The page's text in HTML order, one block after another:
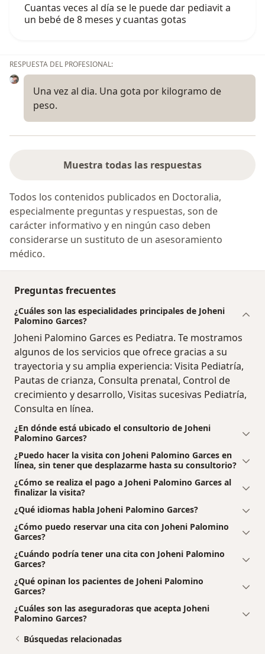
Cuantas veces al día se le puede dar pediavit a
un bebé de 8 meses y cuantas gotas
RESPUESTA DEL PROFESIONAL:
Una vez al dia. Una gota por kilogramo de
peso.
Muestra todas las respuestas
Todos los contenidos publicados en Doctoralia,
especialmente preguntas y respuestas, son de
carácter informativo y en ningún caso deben
considerarse un sustituto de un asesoramiento
médico.
Preguntas frecuentes
¿Cuáles son las especialidades principales de Joheni
Palomino Garces?
Joheni Palomino Garces es Pediatra. Te mostramos
algunos de los servicios que ofrece gracias a su
trayectoria y su amplia experiencia: Visita Pediatría,
Pautas de crianza, Consulta prenatal, Control de
crecimiento y desarrollo, Visitas sucesivas Pediatría,
Consulta en línea.
¿En dónde está ubicado el consultorio de Joheni
Palomino Garces?
¿Puedo hacer la visita con Joheni Palomino Garces en
línea, sin tener que desplazarme hasta su consultorio?
¿Cómo se realiza el pago a Joheni Palomino Garces al
finalizar la visita?
¿Qué idiomas habla Joheni Palomino Garces?
¿Cómo puedo reservar una cita con Joheni Palomino
Garces?
¿Cuándo podría tener una cita con Joheni Palomino
Garces?
¿Qué opinan los pacientes de Joheni Palomino
Garces?
¿Cuáles son las aseguradoras que acepta Joheni
Palomino Garces?
Búsquedas relacionadas